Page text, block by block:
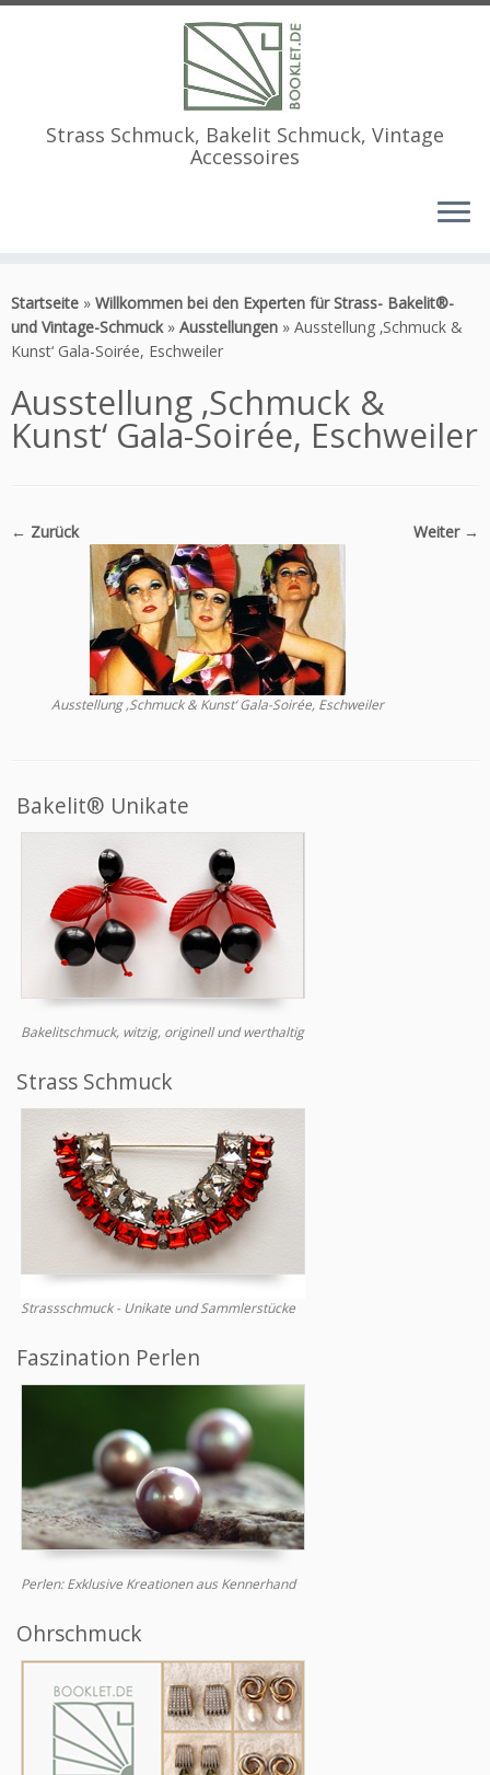
Inhalt
springen
Strass Schmuck, Bakelit Schmuck, Vintage
Accessoires
Startseite » Willkommen bei den Experten für Strass- Bakelit®-
und Vintage-Schmuck » Ausstellungen » Ausstellung ‚Schmuck &
Kunst‘ Gala-Soirée, Eschweiler
Ausstellung ‚Schmuck &
Kunst‘ Gala-Soirée, Eschweiler
← Zurück Weiter →
Ausstellung ‚Schmuck & Kunst‘ Gala-Soirée, Eschweiler
Bakelit® Unikate
Bakelitschmuck, witzig, originell und werthaltig
Strass Schmuck
Strassschmuck - Unikate und Sammlerstücke
Faszination Perlen
Perlen: Exklusive Kreationen aus Kennerhand
Ohrschmuck